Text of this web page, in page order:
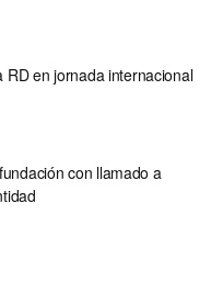
en jornada internacional
con llamado a